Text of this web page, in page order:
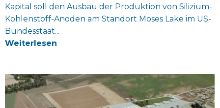
Kapital soll den Ausbau der Produktion von Silizium-
Kohlenstoff-Anoden am Standort Moses Lake im US-
Bundesstaat...
Weiterlesen